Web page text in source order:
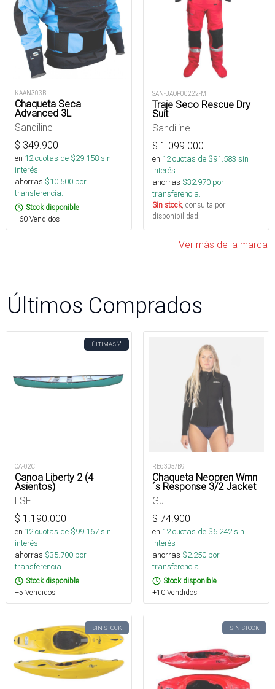
KAAN303B
Chaqueta Seca
Advanced 3L
Sandiline
$ 349.900
en 12cuotas de $29.158sin
interés
ahorras $10.500 por
transferencia.
Stock disponible
+60 Vendidos
SAN-JAOP00222-M
Traje Seco Rescue Dry
Suit
Sandiline
$ 1.099.000
en 12cuotas de $91.583 sin
interés
ahorras $32.970 por
transferencia.
Sin stock, consulta por
disponibilidad.
Ver más de la marca
Últimos Comprados
ÚLTIMAS2
CA-02C
Canoa Liberty 2 (4
Asientos)
LSF
$ 1.190.000
en 12cuotas de $99.167sin
interés
ahorras $35.700 por
transferencia.
Stock disponible
+5 Vendidos
RE6305/B9
Chaqueta Neopren Wmn
´s Response 3/2 Jacket
Gul
$ 74.900
en 12cuotas de $6.242sin
interés
ahorras $2.250 por
transferencia.
Stock disponible
+10 Vendidos
SIN STOCK SIN STOCK